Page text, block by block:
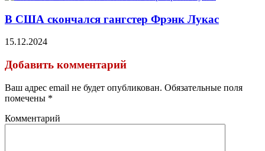
В США скончался гангстер Фрэнк Лукас
15.12.2024
Добавить комментарий
Ваш адрес email не будет опубликован. Обязательные поля
помечены *
Комментарий